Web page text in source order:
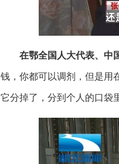
在鄂全国人大代表、中
钱，你都可以调剂，但是用
它分掉了，分到个人的口袋